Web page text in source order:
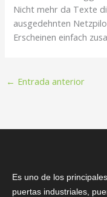
Nicht mehr da Texte
ausgedehnten
Erscheinen einfach
← Entrada anterior
Es uno de los
puertas industriales,